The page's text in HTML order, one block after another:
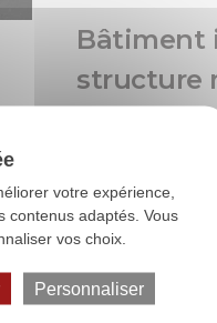
Bâtiment
structure
m² à
PRODUCTION
votre expérience,
contenus adaptés. Vous
vos choix.
Personnaliser